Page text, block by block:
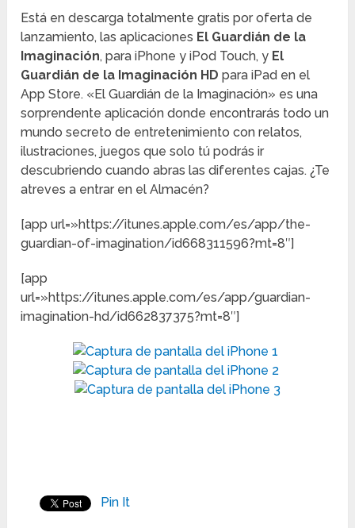
Está en descarga totalmente gratis por oferta de
lanzamiento, las aplicaciones El Guardián de la
Imaginación, para iPhone y iPod Touch, y El
Guardián de la Imaginación HD para iPad en el
App Store. «El Guardián de la Imaginación» es una
sorprendente aplicación donde encontrarás todo un
mundo secreto de entretenimiento con relatos,
ilustraciones, juegos que solo tú podrás ir
descubriendo cuando abras las diferentes cajas. ¿Te
atreves a entrar en el Almacén?
[app url=»https://itunes.apple.com/es/app/the-
guardian-of-imagination/id668311596?mt=8″]
[app
url=»https://itunes.apple.com/es/app/guardian-
imagination-hd/id662837375?mt=8″]
Pin It